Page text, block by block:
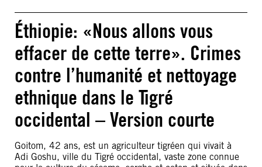
Éthiopie: «Nous allons vous
effacer de cette terre». Crimes
contre l’humanité et nettoyage
ethnique dans le Tigré
occidental – Version courte
Goitom, 42 ans, est un agriculteur tigréen qui vivait à
Adi Goshu, ville du Tigré occidental, vaste zone connue